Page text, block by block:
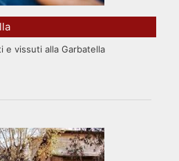
e vissuti alla Garbatella